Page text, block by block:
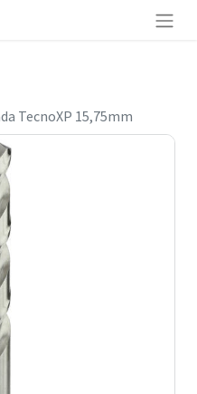
TecnoXP 15,75mm